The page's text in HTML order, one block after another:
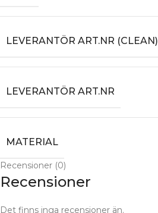
LEVERANTÖR ART.NR (CLEAN)
LEVERANTÖR ART.NR
MATERIAL
Recensioner (0)
Recensioner
Det finns inga recensioner än.